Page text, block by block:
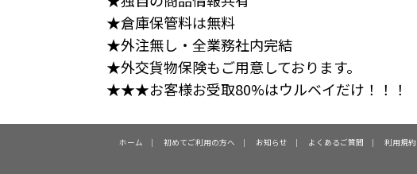
★倉庫保管料は無料
★外注無し・全業務社内完結
★外交貨物保険もご用意しております。
★★★お客様お受取80%はウルベイだけ！！！
ホーム 初めてご利用の方へ お知らせ よくあるご質問 利用規約